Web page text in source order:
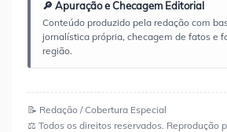
🔎 Apuração e Checagem Editorial
Conteúdo produzido pela redação com
jornalística própria, checagem de fatos e
região.
📝 Redação / Cobertura Especial
⚖️ Todos os direitos reservados. Reprodução